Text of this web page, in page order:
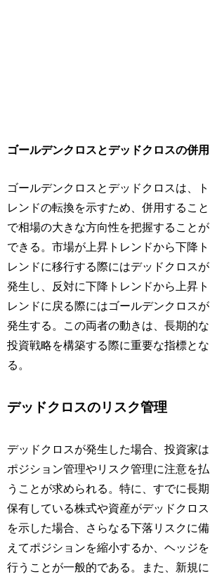
ゴールデンクロスとデッドクロスの併用
ゴールデンクロスとデッドクロスは、ト
レンドの転換を示すため、併用すること
で相場の大きな方向性を把握することが
できる。市場が上昇トレンドから下降ト
レンドに移行する際にはデッドクロスが
発生し、反対に下降トレンドから上昇ト
レンドに戻る際にはゴールデンクロスが
発生する。この両者の動きは、長期的な
投資戦略を構築する際に重要な指標とな
る。
デッドクロスのリスク管理
デッドクロスが発生した場合、投資家は
ポジション管理やリスク管理に注意を払
うことが求められる。特に、すでに長期
保有している株式や資産がデッドクロス
を示した場合、さらなる下落リスクに備
えてポジションを縮小するか、ヘッジを
行うことが一般的である。また、新規に